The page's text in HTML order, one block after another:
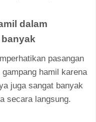
dalam
pasangan
hamil karena
juga sangat banyak
secara langsung.